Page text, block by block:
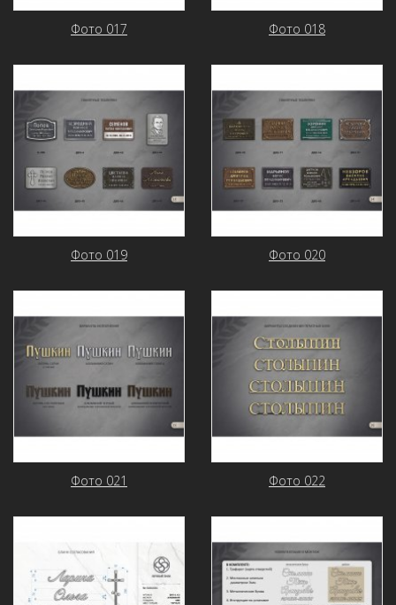
Фото 017 Фото 018
Фото 019 Фото 020
Фото 021 Фото 022